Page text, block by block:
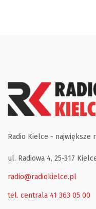
Radio Kielce - największe
ul. Radiowa 4, 25-317
radio@radiokielce.pl
tel. centrala 41 363 05 00